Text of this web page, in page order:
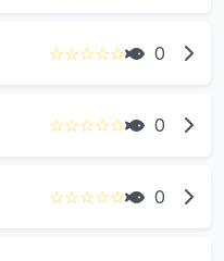
☆☆☆☆☆ 0
☆☆☆☆☆ 0
☆☆☆☆☆ 0